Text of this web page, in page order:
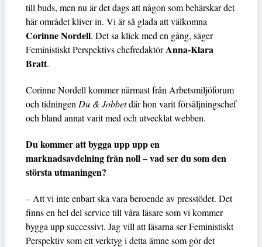
till buds, men nu är det dags att någon som behärskar det
här området kliver in. Vi är så glada att välkomna
Corinne Nordell. Det sa klick med en gång, säger
Feministiskt Perspektivs chefredaktörAnna-Klara
Bratt.
Corinne Nordell kommer närmast från Arbetsmiljöforum
och tidningen Du & Jobbetdär hon varit försäljningschef
och bland annat varit med och utvecklat webben.
Du kommer att bygga upp upp en
marknadsavdelning från noll – vad ser du som den
största utmaningen?
– Att vi inte enbart ska vara beroende av presstödet. Det
finns en hel del service till våra läsare som vi kommer
bygga upp successivt. Jag vill att läsarna ser Feministiskt
Perspektiv som ett verktyg i detta ämne som gör det